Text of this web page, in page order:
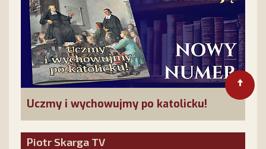
Uczmy i wychowujmy po katolicku!
Piotr Skarga TV